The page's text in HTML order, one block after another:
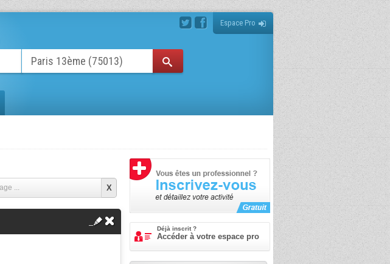
Espace Pro
Déjà inscrit ?
Accéder à votre espace pro